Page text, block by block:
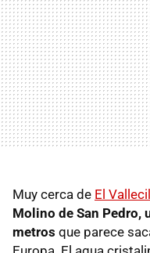
Muy cerca de El
Molino de San Pedro,
metros que parece